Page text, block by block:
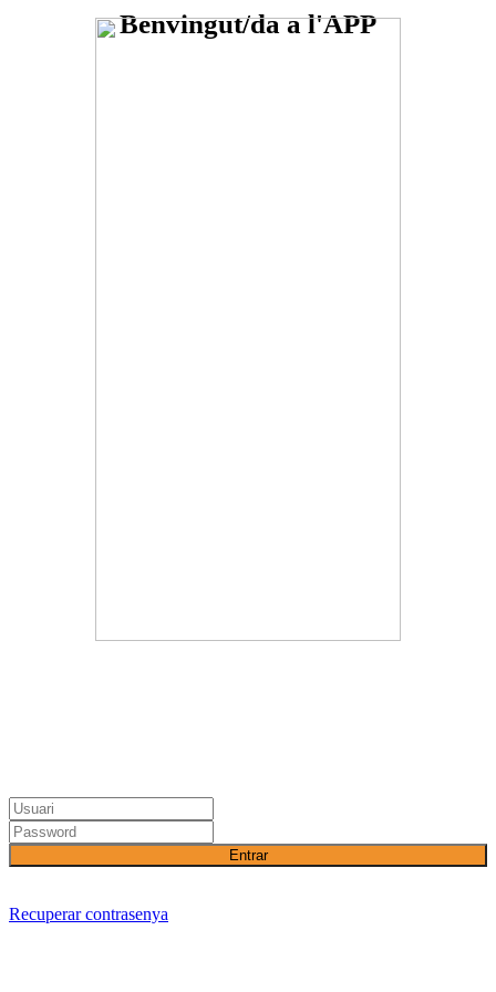
Benvingut/da a l'APP
Entrar
Recuperar contrasenya